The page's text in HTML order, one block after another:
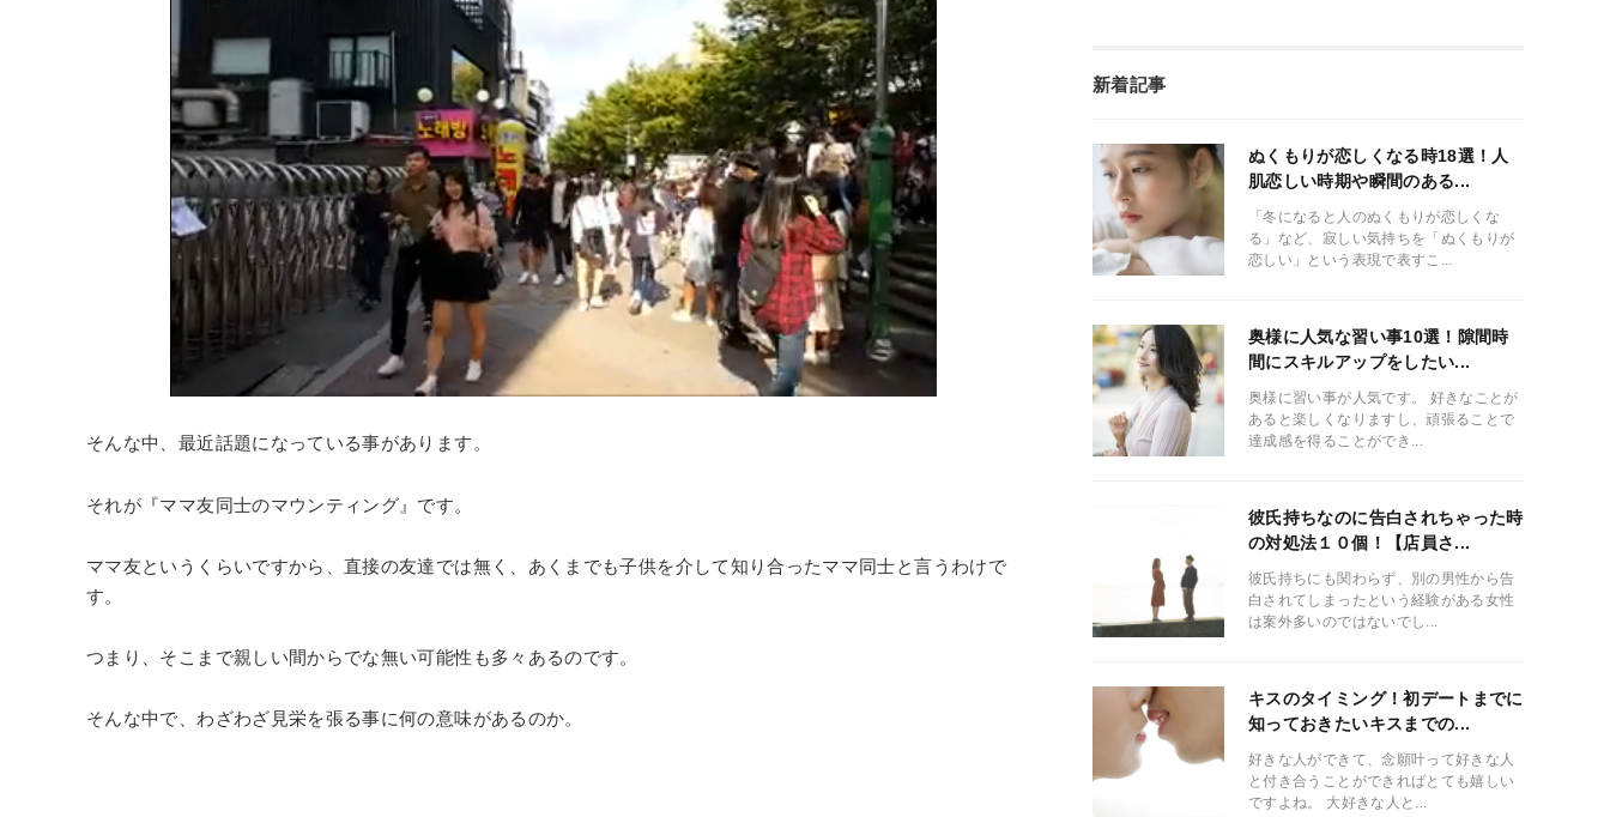
そんな中、最近話題になっている事があります。
それが『ママ友同士のマウンティング』です。
ママ友というくらいですから、直接の友達では無く、あくまでも子供を介して知り合ったママ同士と言うわけで
す。
つまり、そこまで親しい間からでな無い可能性も多々あるのです。
そんな中で、わざわざ見栄を張る事に何の意味があるのか。
新着記事
ぬくもりが恋しくなる時18選！人
肌恋しい時期や瞬間のある...
「冬になると人のぬくもりが恋しくな
る」など、寂しい気持ちを「ぬくもりが
恋しい」という表現で表すこ...
奥様に人気な習い事10選！隙間時
間にスキルアップをしたい...
奥様に習い事が人気です。 好きなことが
あると楽しくなりますし、頑張ることで
達成感を得ることができ...
彼氏持ちなのに告白されちゃった時
の対処法１０個！【店員さ...
彼氏持ちにも関わらず、別の男性から告
白されてしまったという経験がある女性
は案外多いのではないでし...
キスのタイミング！初デートまでに
知っておきたいキスまでの...
好きな人ができて、念願叶って好きな人
と付き合うことができればとても嬉しい
ですよね。 大好きな人と...